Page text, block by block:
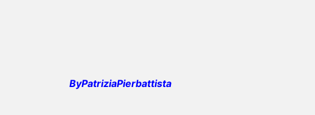
ByPatriziaPierbattista